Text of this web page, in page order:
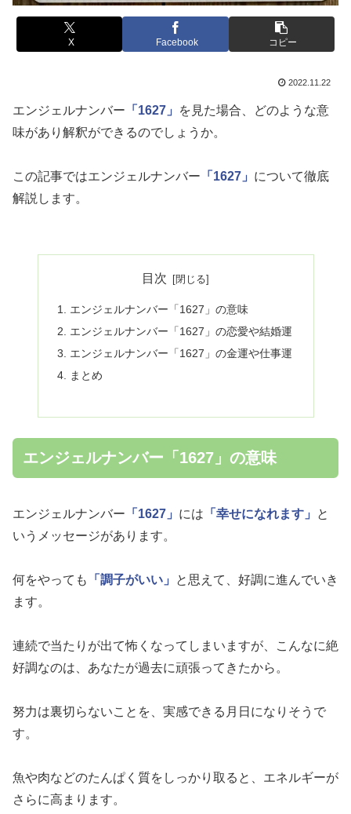
X Facebook コピー
2022.11.22
エンジェルナンバー 「1627」
を見た場合、どのような意
味があり解釈ができるのでしょうか。
この記事ではエンジェルナンバー 「1627」 について徹底
解説します。
目次
エンジェルナンバー「1627」の意味
エンジェルナンバー「1627」の恋愛や結婚運
エンジェルナンバー「1627」の金運や仕事運
まとめ
エンジェルナンバー「1627」の意味
エンジェルナンバー 「1627」 には 「幸せになれます」
と
いうメッセージがあります。
何をやっても 「調子がいい」
と思えて、好調に進んでいき
ます。
連続で当たりが出て怖くなってしまいますが、こんなに絶
好調なのは、あなたが過去に頑張ってきたから。
努力は裏切らないことを、実感できる月日になりそうで
す。
魚や肉などのたんぱく質をしっかり取ると、エネルギーが
さらに高まります。